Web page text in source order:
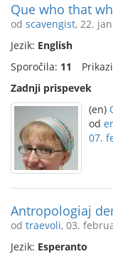
Que who that
od scavengist, 22.
Jezik: English
Sporočila: 11
Zadnji prispevek
(en)
od
07.
Antropologiaj
od traevoli, 03.
Jezik: Esperanto